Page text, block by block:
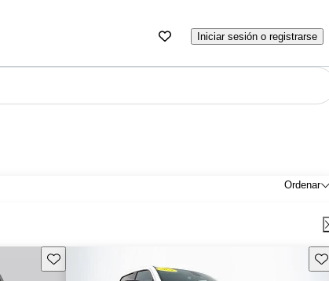
Iniciar sesión o registrarse
Ordenar
Guarda este Aviso